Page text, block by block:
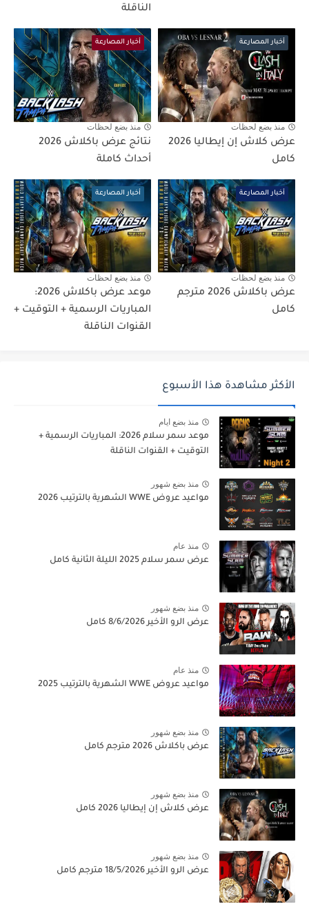
الناقلة
أخبار المصارعة
منذ بضع لحظات
عرض كلاش إن إيطاليا 2026
كامل
أخبار المصارعة
منذ بضع لحظات
نتائج عرض باكلاش 2026
أحداث كاملة
أخبار المصارعة
منذ بضع لحظات
عرض باكلاش 2026 مترجم
كامل
أخبار المصارعة
منذ بضع لحظات
موعد عرض باكلاش 2026:
المباريات الرسمية + التوقيت +
القنوات الناقلة
الأكثر مشاهدة هذا الأسبوع
منذ بضع ايام
موعد سمر سلام 2026: المباريات الرسمية +
التوقيت + القنوات الناقلة
منذ بضع شهور
مواعيد عروض WWE الشهرية بالترتيب 2026
منذ عام
عرض سمر سلام 2025 الليلة الثانية كامل
منذ بضع شهور
عرض الرو الأخير 8/6/2026 كامل
منذ عام
مواعيد عروض WWE الشهرية بالترتيب 2025
منذ بضع شهور
عرض باكلاش 2026 مترجم كامل
منذ بضع شهور
عرض كلاش إن إيطاليا 2026 كامل
منذ بضع شهور
عرض الرو الأخير 18/5/2026 مترجم كامل